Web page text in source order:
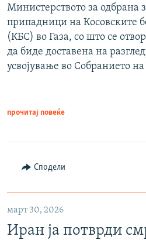
Министерството за одбрана
припадници на Косовските
(КБС) во Газа, со што се
да биде доставена на
усвојување во Собранието на
прочитај повеќе
Сподели
март 30, 2026
Иран ја потврди